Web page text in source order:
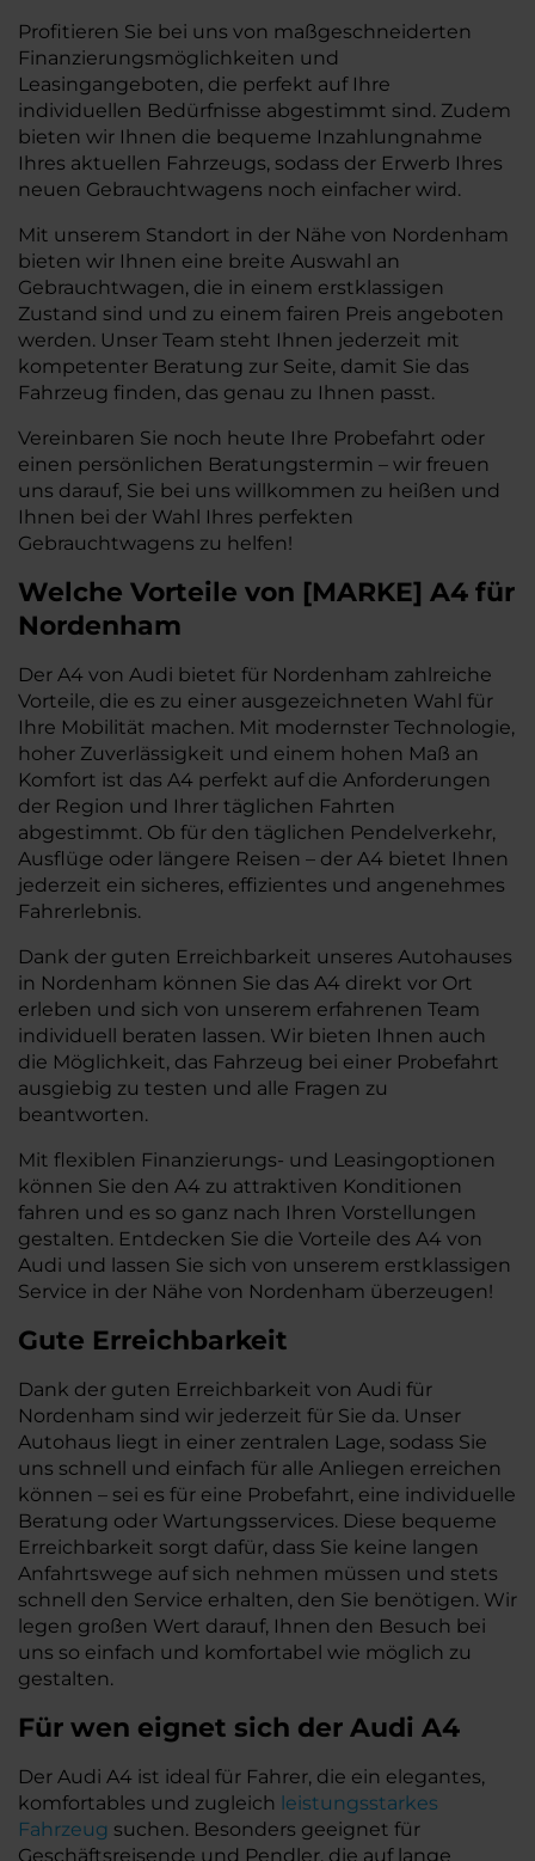
Profitieren Sie bei uns von maßgeschneiderten
Finanzierungsmöglichkeiten und
Leasingangeboten, die perfekt auf Ihre
individuellen Bedürfnisse abgestimmt sind. Zudem
bieten wir Ihnen die bequeme Inzahlungnahme
Ihres aktuellen Fahrzeugs, sodass der Erwerb Ihres
neuen Gebrauchtwagens noch einfacher wird.
Mit unserem Standort in der Nähe von Nordenham
bieten wir Ihnen eine breite Auswahl an
Gebrauchtwagen, die in einem erstklassigen
Zustand sind und zu einem fairen Preis angeboten
werden. Unser Team steht Ihnen jederzeit mit
kompetenter Beratung zur Seite, damit Sie das
Fahrzeug finden, das genau zu Ihnen passt.
Vereinbaren Sie noch heute Ihre Probefahrt oder
einen persönlichen Beratungstermin – wir freuen
uns darauf, Sie bei uns willkommen zu heißen und
Ihnen bei der Wahl Ihres perfekten
Gebrauchtwagens zu helfen!
Welche Vorteile von [MARKE] A4 für
Nordenham
Der A4 von Audi bietet für Nordenham zahlreiche
Vorteile, die es zu einer ausgezeichneten Wahl für
Ihre Mobilität machen. Mit modernster Technologie,
hoher Zuverlässigkeit und einem hohen Maß an
Komfort ist das A4 perfekt auf die Anforderungen
der Region und Ihrer täglichen Fahrten
abgestimmt. Ob für den täglichen Pendelverkehr,
Ausflüge oder längere Reisen – der A4 bietet Ihnen
jederzeit ein sicheres, effizientes und angenehmes
Fahrerlebnis.
Dank der guten Erreichbarkeit unseres Autohauses
in Nordenham können Sie das A4 direkt vor Ort
erleben und sich von unserem erfahrenen Team
individuell beraten lassen. Wir bieten Ihnen auch
die Möglichkeit, das Fahrzeug bei einer Probefahrt
ausgiebig zu testen und alle Fragen zu
beantworten.
Mit flexiblen Finanzierungs- und Leasingoptionen
können Sie den A4 zu attraktiven Konditionen
fahren und es so ganz nach Ihren Vorstellungen
gestalten. Entdecken Sie die Vorteile des A4 von
Audi und lassen Sie sich von unserem erstklassigen
Service in der Nähe von Nordenham überzeugen!
Gute Erreichbarkeit
Dank der guten Erreichbarkeit von Audi für
Nordenham sind wir jederzeit für Sie da. Unser
Autohaus liegt in einer zentralen Lage, sodass Sie
uns schnell und einfach für alle Anliegen erreichen
können – sei es für eine Probefahrt, eine individuelle
Beratung oder Wartungsservices. Diese bequeme
Erreichbarkeit sorgt dafür, dass Sie keine langen
Anfahrtswege auf sich nehmen müssen und stets
schnell den Service erhalten, den Sie benötigen. Wir
legen großen Wert darauf, Ihnen den Besuch bei
uns so einfach und komfortabel wie möglich zu
gestalten.
Für wen eignet sich der Audi A4
Der Audi A4 ist ideal für Fahrer, die ein elegantes,
komfortables und zugleich leistungsstarkes
Fahrzeug suchen. Besonders geeignet für
Geschäftsreisende und Pendler, die auf lange